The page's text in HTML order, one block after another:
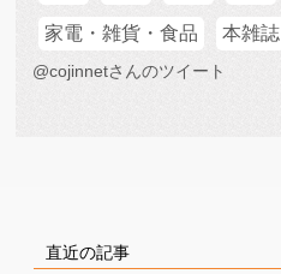
家電・雑貨・食品 本雑誌
@cojinnetさんのツイート
直近の記事